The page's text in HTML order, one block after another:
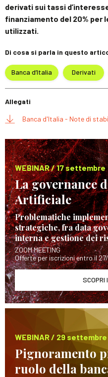
derivati sui tassi
finanziamento del 20% per
utilizzati.
Di cosa si parla in questo
Banca d’Italia Derivati
Allegati
Banca d'Italia - Note di
WEBINAR / 17 settembre
La governance
Artificiale
Problematiche
strategiche, fra data
interna e gestione dei
ZOOM MEETING
Offerte per iscrizioni entro il
SCOPRI
WEBINAR / 29 settembre
Pignoramento
ruolo della